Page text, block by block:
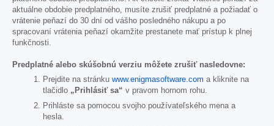
aktuálne obdobie predplatného, musíte zrušiť predplatné a požiadať o
vrátenie peňazí do 30 dní od vášho posledného nákupu a po
spracovaní vrátenia peňazí okamžite prestanete mať prístup k plnej
funkčnosti.
Predplatné alebo skúšobnú verziu môžete zrušiť nasledovne:
Prejdite na stránku www.enigmasoftware.com a kliknite na
tlačidlo „Prihlásiť sa“ v pravom hornom rohu.
Prihláste sa pomocou svojho používateľského mena a
hesla.